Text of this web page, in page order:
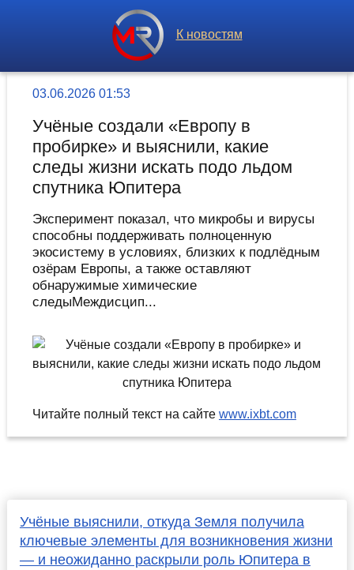
К новостям
03.06.2026 01:53
Учёные создали «Европу в
пробирке» и выяснили, какие
следы жизни искать подо льдом
спутника Юпитера
Эксперимент показал, что микробы и вирусы
способны поддерживать полноценную
экосистему в условиях, близких к подлёдным
озёрам Европы, а также оставляют
обнаружимые химические
следыМеждисцип...
Читайте полный текст на сайте www.ixbt.com
Учёные выяснили, откуда Земля получила
ключевые элементы для возникновения жизни
— и неожиданно раскрыли роль Юпитера в